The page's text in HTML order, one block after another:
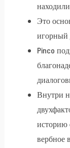
Это
игорный
Pinco
Внутри
историю
вербное